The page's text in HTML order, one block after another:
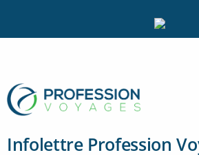
Infolettre Profession